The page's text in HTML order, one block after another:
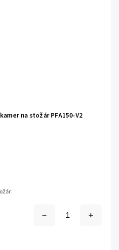
na stožár PFA150-V2